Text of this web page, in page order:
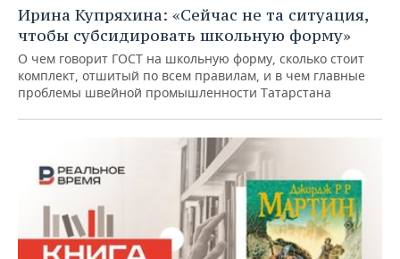
Ирина Купряхина: «Сейчас не та ситуация,
чтобы субсидировать школьную форму»
О чем говорит ГОСТ на школьную форму, сколько стоит
комплект, отшитый по всем правилам, и в чем главные
проблемы швейной промышленности Татарстана